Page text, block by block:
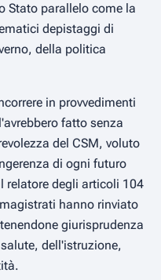
Stato parallelo come la
depistaggi di
della politica
in provvedimenti
fatto senza
del CSM, voluto
di ogni futuro
relatore degli articoli 104
hanno rinviato
giurisprudenza
dell'istruzione,